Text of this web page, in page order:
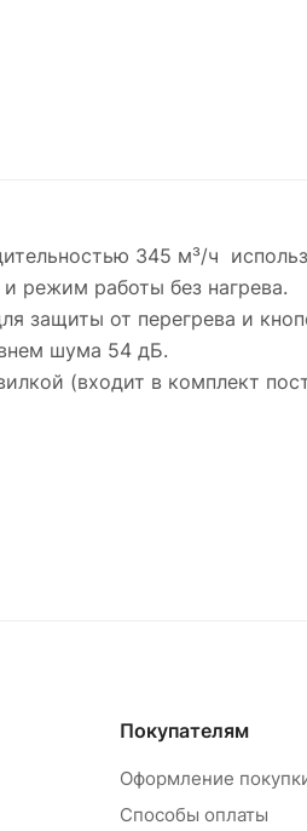
345 м³/ч
режим работы без нагрева.
защиты от перегрева и
шума 54 дБ.
(входит в комплект
Покупателям
Оформление
Способы оплаты